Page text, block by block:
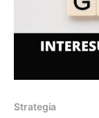
Strategia